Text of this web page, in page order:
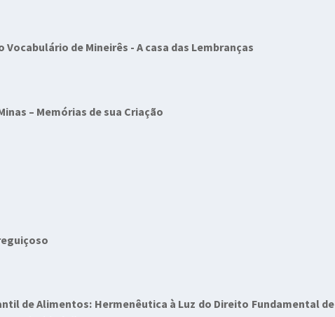
Vocabulário de Mineirês - A casa das Lembranças
– Memórias de sua Criação
de Alimentos: Hermenêutica à Luz do Direito Fundamental de